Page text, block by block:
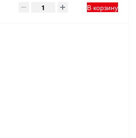
В корзину